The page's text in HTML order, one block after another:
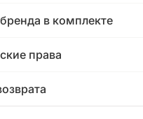
в комплекте
права